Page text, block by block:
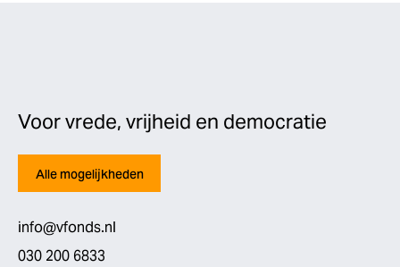
Voor vrede, vrijheid en democratie
Alle mogelijkheden
info@vfonds.nl
030 200 6833